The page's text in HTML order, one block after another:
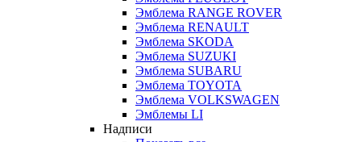
Эмблема RANGE ROVER
Эмблема RENAULT
Эмблема SKODA
Эмблема SUZUKI
Эмблема SUBARU
Эмблема TOYOTA
Эмблема VOLKSWAGEN
Эмблемы LI
Надписи